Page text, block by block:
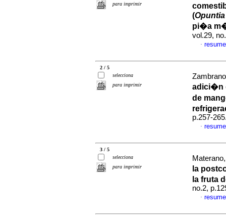
para imprimir
(
pi�a
vol.29,
·
2 / 5
selecciona
para imprimir
adici�n
de
p.257-
·
3 / 5
selecciona
para imprimir
la
la fruta
no.2,
·